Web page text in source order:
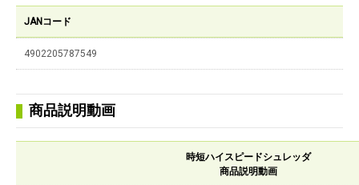
JANコード
4902205787549
商品説明動画
時短ハイスピードシュレッダ
商品説明動画